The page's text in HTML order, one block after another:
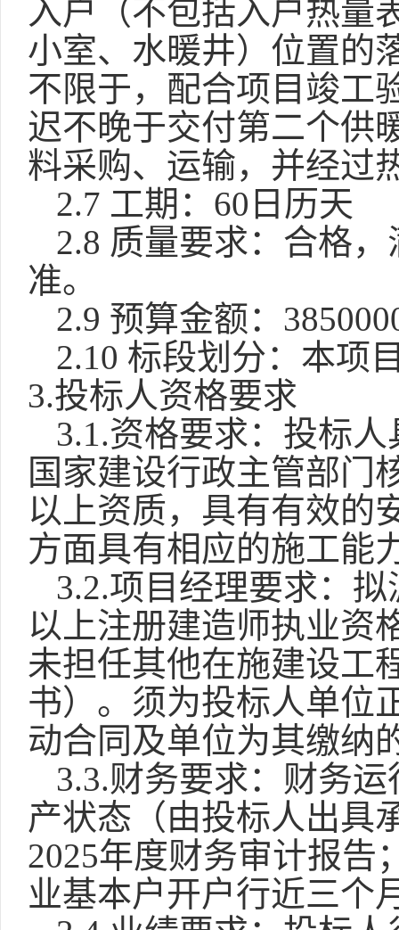
入户（不包括入户热量
小室、水暖井）位置的
不限于，配合项目竣工
迟不晚于交付第二个供
料采购、运输，并经过
2.7 工期：60日历天
2.8 质量要求：合格
准。
2.9 预算金额：
2.10 标段划分：本项
3.投标人资格要求
3.1.资格要求：投标
国家建设行政主管部门
以上资质，具有有效的
方面具有相应的施工能
3.2.项目经理要求：
以上注册建造师执业资
未担任其他在施建设工
书）。须为投标人单位
动合同及单位为其缴纳
3.3.财务要求： 财务
产状态（由投标人出具
2025年度财务审计报告
业基本户开户行近三个